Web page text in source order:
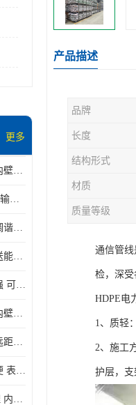
更多
深圳永高管道批发价格 内壁光滑 抗震性能好
深圳坪山区伟星pVc管 传输损耗小 频率稳定性好
大鹏新区伟星排水管 可调谐性好 大功率 效率高
深圳永高波纹管代理 输送能力强 可以承受高温
通信管总代理 抗变能力强 可耐强震 扭曲
惠城区永高电线管批发 内壁光滑 抗震性能好
东莞伟星电线管 可实现远距离通信 频率稳定性好
通信管道供应商 施工方便 表面电阻系数大
越秀区伟星排水管总代理 内部表面光滑 大功率 效率高
产品描述
品牌
长度
结构形式
材质
质量等级
通信管
检，深受
HDPE电
1、质轻
2、施工
护层，支